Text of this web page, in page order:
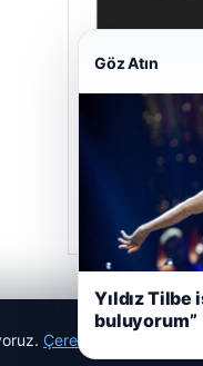
Prenses
Çerez Politikamız
Göz Atın
Yıldız Tilbe
buluyorum”